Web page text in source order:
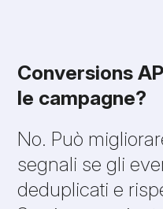
Conversions
le campagne?
No. Può
segnali se gli
deduplicati e